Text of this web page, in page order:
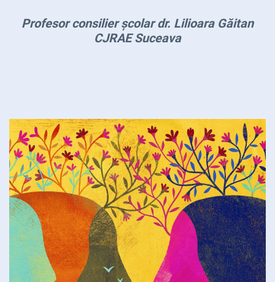
Profesor consilier școlar dr. Lilioara Găitan
CJRAE Suceava